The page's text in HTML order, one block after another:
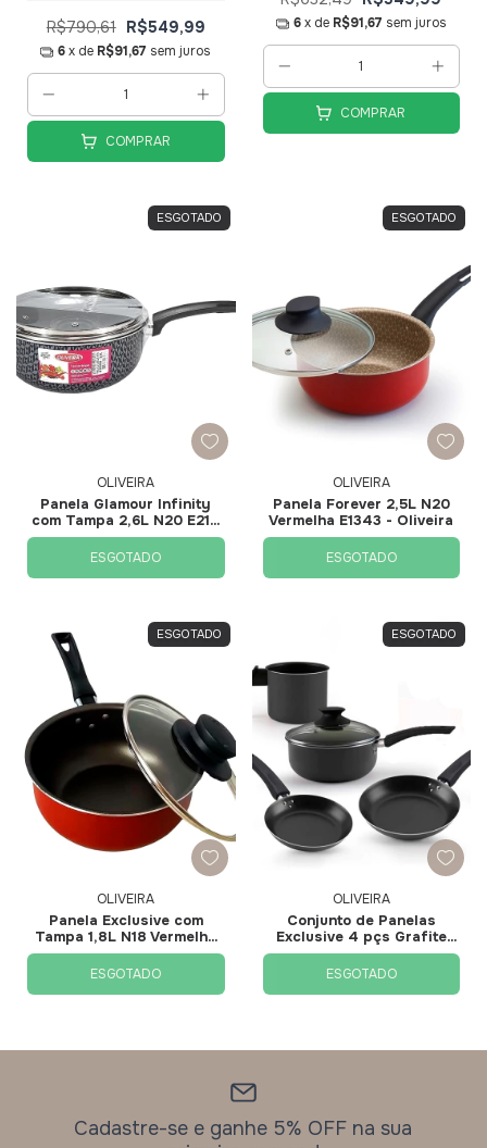
R$790,61 R$549,99
6 x de R$91,67 sem juros
COMPRAR
6 x de R$91,67 sem juros
COMPRAR
ESGOTADO
OLIVEIRA
Panela Glamour Infinity
com Tampa 2,6L N20 E2111
- Oliveira
ESGOTADO
ESGOTADO
OLIVEIRA
Panela Forever 2,5L N20
Vermelha E1343 - Oliveira
ESGOTADO
ESGOTADO
OLIVEIRA
Panela Exclusive com
Tampa 1,8L N18 Vermelha
E2059 - Oliveira
ESGOTADO
ESGOTADO
OLIVEIRA
Conjunto de Panelas
Exclusive 4 pçs Grafite
E2172 - Oliveira
ESGOTADO
Cadastre-se e ganhe 5% OFF na sua